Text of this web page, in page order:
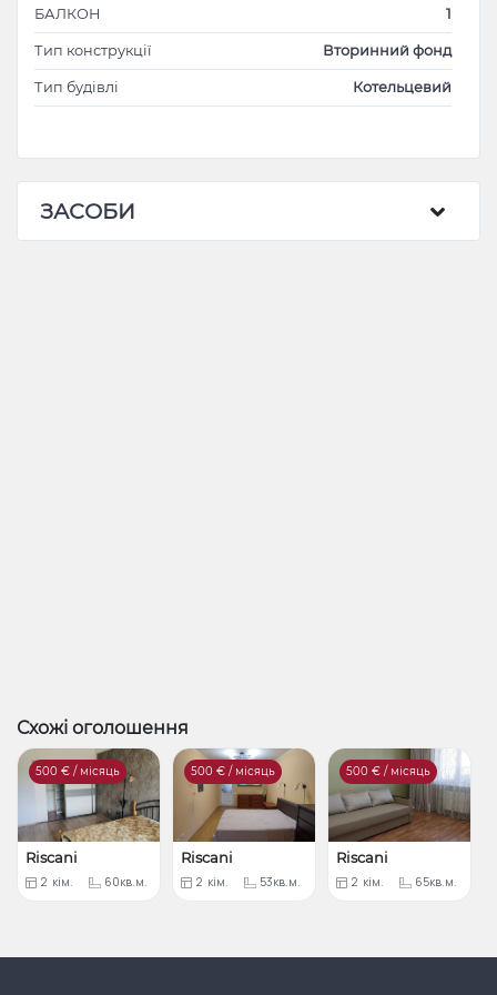
БАЛКОН 1
Тип конструкції Вторинний фонд
Тип будівлі Котельцевий
ЗАСОБИ
Схожі оголошення
500 € / місяць
Riscani
2 кім. 60кв.м.
500 € / місяць
Riscani
2 кім. 53кв.м.
500 € / місяць
Riscani
2 кім. 65кв.м.